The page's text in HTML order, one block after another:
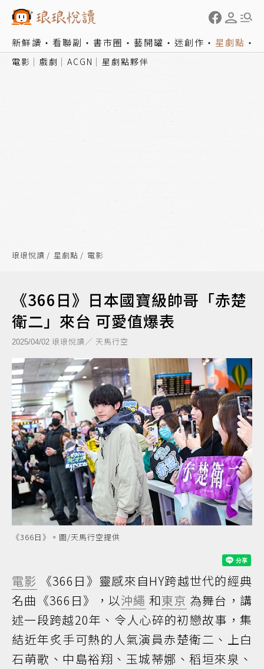
新鮮讀 看聯副 書市圈 藝開罐 迷創作 星劇點
電影 戲劇 ACGN 星劇點夥伴
琅琅悅讀 星劇點 電影
《366日》日本國寶級帥哥「赤楚
衛二」來台 可愛值爆表
2025/04/02 琅琅悅讀／ 天馬行空
《366日》。圖/天馬行空提供
電影 《366日》靈感來自HY跨越世代的經典
名曲《366日》，以沖繩 和東京 為舞台，講
述一段跨越20年、令人心碎的初戀故事，集
結近年炙手可熱的人氣演員赤楚衛二、上白
石萌歌、中島裕翔、玉城蒂娜、稻垣來泉、